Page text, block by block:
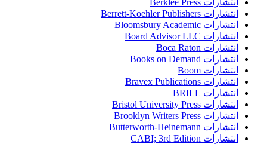
انتشارات Berklee Press
انتشارات Berrett-Koehler Publishers
انتشارات Bloomsbury Academic
انتشارات Board Advisor LLC
انتشارات Boca Raton
انتشارات Books on Demand
انتشارات Boom
انتشارات Bravex Publications
انتشارات BRILL
انتشارات Bristol University Press
انتشارات Brooklyn Writers Press
انتشارات Butterworth-Heinemann
انتشارات CABI; 3rd Edition